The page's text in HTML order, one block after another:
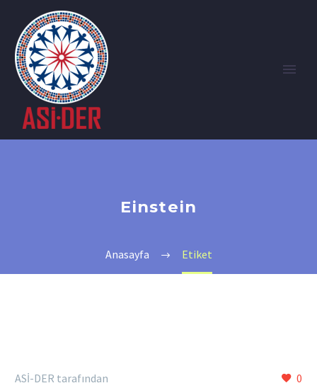
Einstein
Anasayfa Etiket
0
ASİ-DER tarafından